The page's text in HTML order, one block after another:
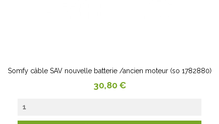
Somfy câble SAV nouvelle batterie /ancien moteur (so 1782880)
Prix
30,80 €